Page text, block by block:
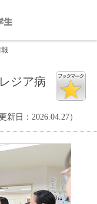
ジア病
更新日：2026.04.27）